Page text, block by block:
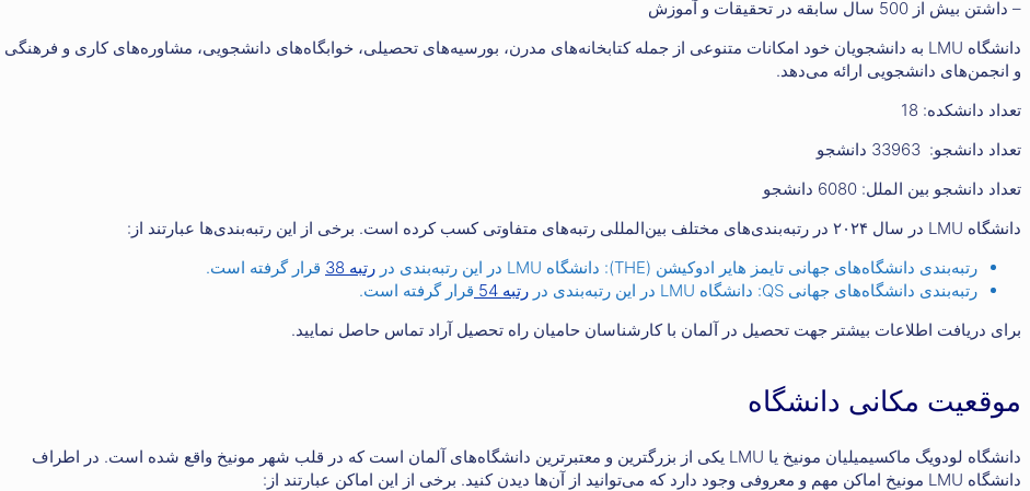
– داشتن بیش از 500 سال سابقه در تحقیقات و آموزش
دانشگاه LMU به دانشجویان خود امکانات متنوعی از جمله کتابخانه‌های مدرن، بورسیه‌های تحصیلی، خوابگاه‌های دانشجویی، مشاوره‌های کاری و فرهنگی
و انجمن‌های دانشجویی ارائه می‌دهد.
تعداد دانشکده: 18
تعداد دانشجو: 33963 دانشجو
تعداد دانشجو بین الملل: 6080 دانشجو
دانشگاه LMU در سال ۲۰۲۴ در رتبه‌بندی‌های مختلف بین‌المللی رتبه‌های متفاوتی کسب کرده است. برخی از این رتبه‌بندی‌ها عبارتند از:
رتبه‌بندی دانشگاه‌های جهانی تایمز هایر ادوکیشن (THE): دانشگاه LMU در این رتبه‌بندی در
رتبه 38
قرار گرفته است.
رتبه‌بندی دانشگاه‌های جهانی QS: دانشگاه LMU در این رتبه‌بندی در
رتبه 54
قرار گرفته است.
برای دریافت اطلاعات بیشتر جهت تحصیل در آلمان با کارشناسان حامیان راه تحصیل آراد تماس حاصل نمایید.
موقعیت مکانی دانشگاه
دانشگاه لودویگ ماکسیمیلیان مونیخ یا LMU یکی از بزرگترین و معتبرترین دانشگاه‌های آلمان است که در قلب شهر مونیخ واقع شده است. در اطراف
دانشگاه LMU مونیخ اماکن مهم و معروفی وجود دارد که می‌توانید از آن‌ها دیدن کنید. برخی از این اماکن عبارتند از: